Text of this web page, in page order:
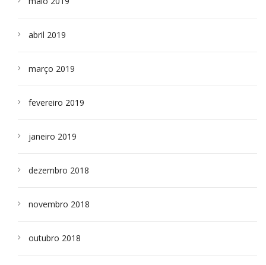
abril 2019
março 2019
fevereiro 2019
janeiro 2019
dezembro 2018
novembro 2018
outubro 2018